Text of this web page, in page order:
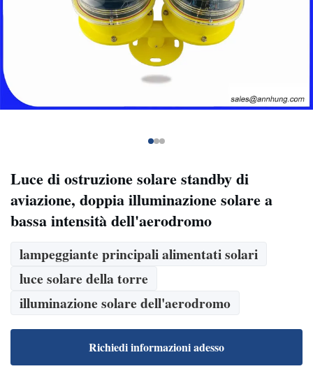
Luce di ostruzione solare standby di
aviazione, doppia illuminazione solare a
bassa intensità dell'aerodromo
lampeggiante principali alimentati solari
luce solare della torre
illuminazione solare dell'aerodromo
Richiedi informazioni adesso